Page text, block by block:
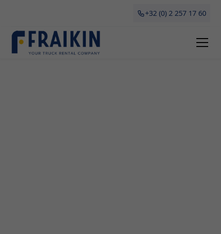
+32 (0) 2 257 17 60